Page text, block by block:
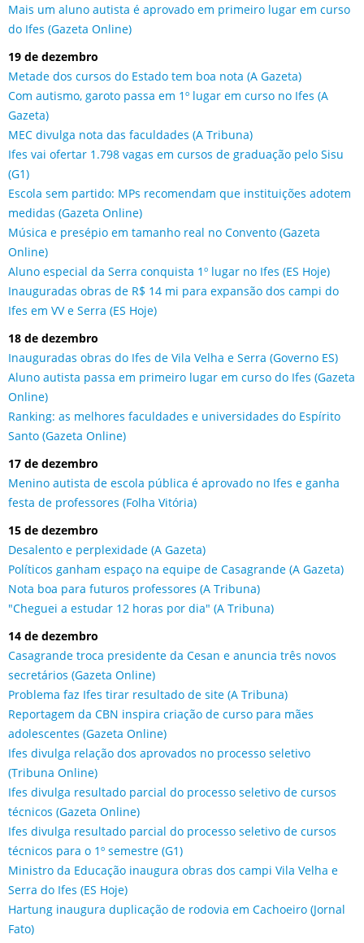
Mais um aluno autista é aprovado em primeiro lugar em curso
do Ifes (Gazeta Online)
19 de dezembro
Metade dos cursos do Estado tem boa nota (A Gazeta)
Com autismo, garoto passa em 1º lugar em curso no Ifes (A
Gazeta)
MEC divulga nota das faculdades (A Tribuna)
Ifes vai ofertar 1.798 vagas em cursos de graduação pelo Sisu
(G1)
Escola sem partido: MPs recomendam que instituições adotem
medidas (Gazeta Online)
Música e presépio em tamanho real no Convento (Gazeta
Online)
Aluno especial da Serra conquista 1º lugar no Ifes (ES Hoje)
Inauguradas obras de R$ 14 mi para expansão dos campi do
Ifes em VV e Serra (ES Hoje)
18 de dezembro
Inauguradas obras do Ifes de Vila Velha e Serra (Governo ES)
Aluno autista passa em primeiro lugar em curso do Ifes (Gazeta
Online)
Ranking: as melhores faculdades e universidades do Espírito
Santo (Gazeta Online)
17 de dezembro
Menino autista de escola pública é aprovado no Ifes e ganha
festa de professores (Folha Vitória)
15 de dezembro
Desalento e perplexidade (A Gazeta)
Políticos ganham espaço na equipe de Casagrande (A Gazeta)
Nota boa para futuros professores (A Tribuna)
"Cheguei a estudar 12 horas por dia" (A Tribuna)
14 de dezembro
Casagrande troca presidente da Cesan e anuncia três novos
secretários (Gazeta Online)
Problema faz Ifes tirar resultado de site (A Tribuna)
Reportagem da CBN inspira criação de curso para mães
adolescentes (Gazeta Online)
Ifes divulga relação dos aprovados no processo seletivo
(Tribuna Online)
Ifes divulga resultado parcial do processo seletivo de cursos
técnicos (Gazeta Online)
Ifes divulga resultado parcial do processo seletivo de cursos
técnicos para o 1º semestre (G1)
Ministro da Educação inaugura obras dos campi Vila Velha e
Serra do Ifes (ES Hoje)
Hartung inaugura duplicação de rodovia em Cachoeiro (Jornal
Fato)